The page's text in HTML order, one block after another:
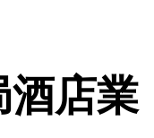
酒店業